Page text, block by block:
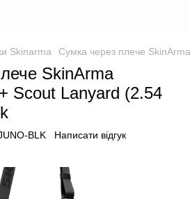
Skinarma Сумка через плече
SkinArma
Scout Lanyard (2.54
BLK Написати відгук